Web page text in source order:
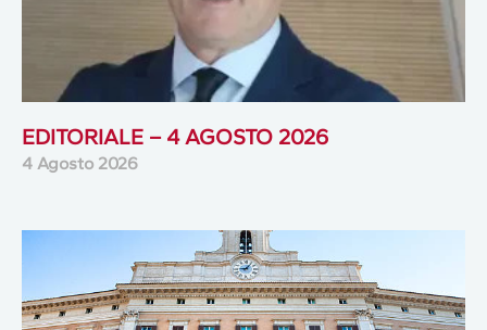
EDITORIALE – 4 AGOSTO 2026
4 Agosto 2026